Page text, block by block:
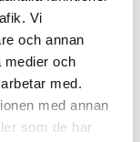
Vi
och annan
medier och
med.
med annan
som de har